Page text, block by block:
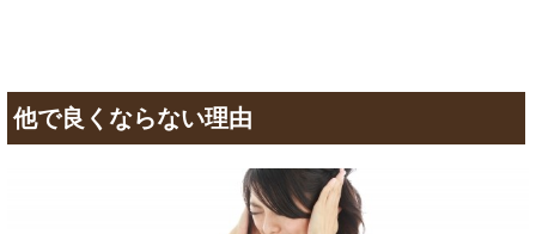
他で良くならない理由